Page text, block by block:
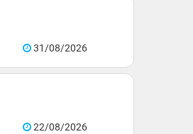
31/08/2026
22/08/2026